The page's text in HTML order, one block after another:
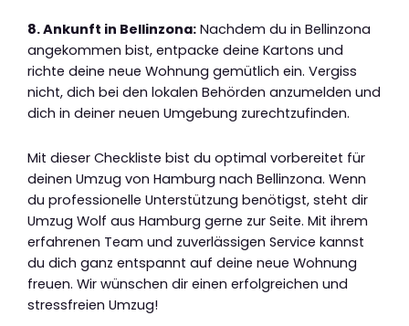
8. Ankunft in Bellinzona: Nachdem du in Bellinzona
angekommen bist, entpacke deine Kartons und
richte deine neue Wohnung gemütlich ein. Vergiss
nicht, dich bei den lokalen Behörden anzumelden und
dich in deiner neuen Umgebung zurechtzufinden.
Mit dieser Checkliste bist du optimal vorbereitet für
deinen Umzug von Hamburg nach Bellinzona. Wenn
du professionelle Unterstützung benötigst, steht dir
Umzug Wolf aus Hamburg gerne zur Seite. Mit ihrem
erfahrenen Team und zuverlässigen Service kannst
du dich ganz entspannt auf deine neue Wohnung
freuen. Wir wünschen dir einen erfolgreichen und
stressfreien Umzug!